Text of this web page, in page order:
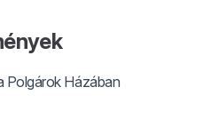
Polgárok Házában